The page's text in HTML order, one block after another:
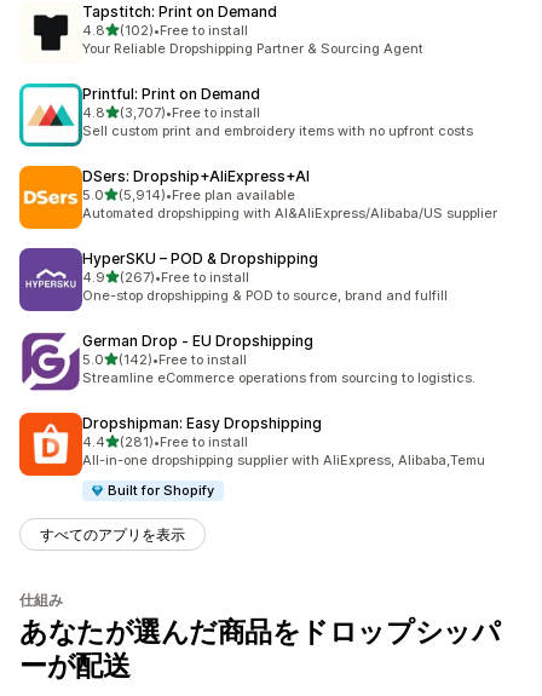
Tapstitch: Print on Demand
4.85つ星中
(102)
合計レビュー数：102件
•Free to install
Your Reliable Dropshipping Partner & Sourcing Agent
Printful: Print on Demand
4.85つ星中
(3,707)
合計レビュー数：3707件
•Free to install
Sell custom print and embroidery items with no upfront costs
DSers: Dropship+AliExpress+AI
5.05つ星中
(5,914)
合計レビュー数：5914件
•Free plan available
Automated dropshipping with AI&AliExpress/Alibaba/US supplier
HyperSKU – POD & Dropshipping
4.95つ星中
(267)
合計レビュー数：267件
•Free to install
One-stop dropshipping & POD to source, brand and fulfill
German Drop ‑ EU Dropshipping
5.05つ星中
(142)
合計レビュー数：142件
•Free to install
Streamline eCommerce operations from sourcing to logistics.
Dropshipman: Easy Dropshipping
4.45つ星中
(281)
合計レビュー数：281件
•Free to install
All-in-one dropshipping supplier with AliExpress, Alibaba,Temu
Built for Shopify
すべてのアプリを表示
仕組み
あなたが選んだ商品をドロップシッパ
ーが配送